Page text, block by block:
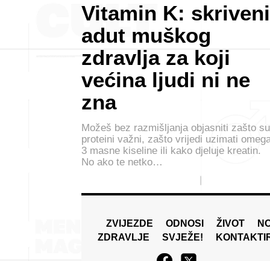
Vitamin K: skriveni
adut muškog
zdravlja za koji
većina ljudi ni ne
zna
Možeš bez razmišljanja objasniti zašto su
proteini važni, zašto vrijedi uzimati
3 masne kiseline ili kako djeluje kreatin.
No ako te netko…
ZVIJEZDE ODNOSI ŽIVOT
ZDRAVLJE
SVJEŽE!